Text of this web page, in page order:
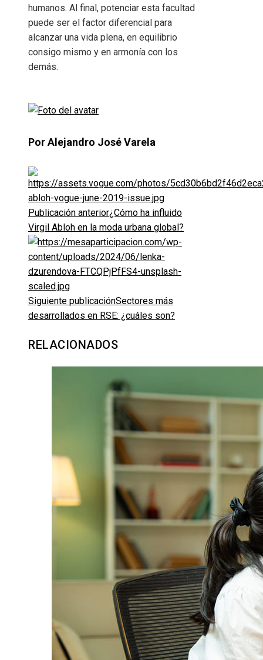
humanos. Al final, potenciar esta facultad
puede ser el factor diferencial para
alcanzar una vida plena, en equilibrio
consigo mismo y en armonía con los
demás.
Por Alejandro José Varela
Publicación anterior¿Cómo ha influido
Virgil Abloh en la moda urbana global?
Siguiente publicaciónSectores más
desarrollados en RSE: ¿cuáles son?
RELACIONADOS